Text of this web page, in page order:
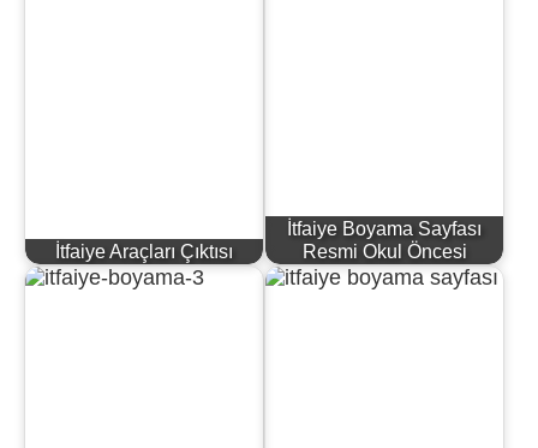
İtfaiye Araçları Çıktısı
İtfaiye Boyama Sayfası
Resmi Okul Öncesi